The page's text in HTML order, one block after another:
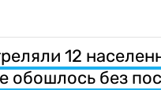
12
обошлось без